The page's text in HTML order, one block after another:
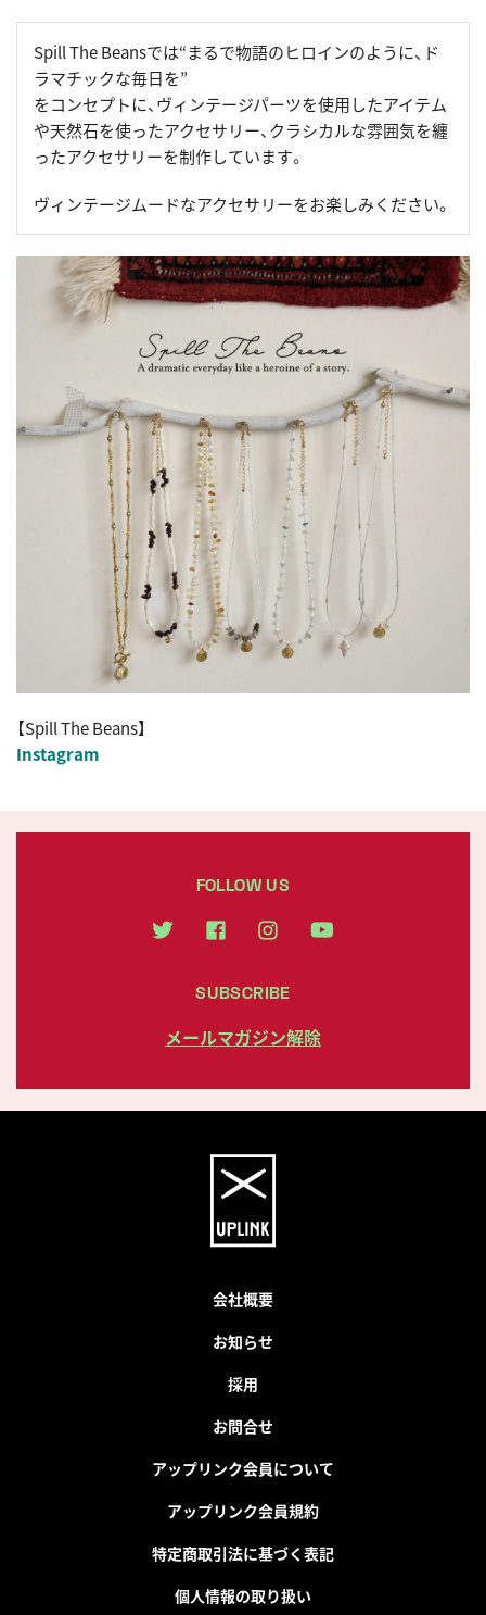
Spill The Beansでは“まるで物語のヒロインのように、ド
ラマチックな毎日を”
をコンセプトに、ヴィンテージパーツを使用したアイテム
や天然石を使ったアクセサリー、クラシカルな雰囲気を纏
ったアクセサリーを制作しています。
ヴィンテージムードなアクセサリーをお楽しみください。
【Spill The Beans】
Instagram
FOLLOW US
SUBSCRIBE
メールマガジン解除
会社概要
お知らせ
採用
お問合せ
アップリンク会員について
アップリンク会員規約
特定商取引法に基づく表記
個人情報の取り扱い